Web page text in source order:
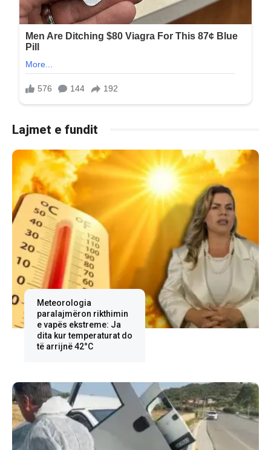
Lajmet e fundit
Meteorologia
paralajmëron rikthimin
e vapës ekstreme: Ja
dita kur temperaturat do
të arrijnë 42°C